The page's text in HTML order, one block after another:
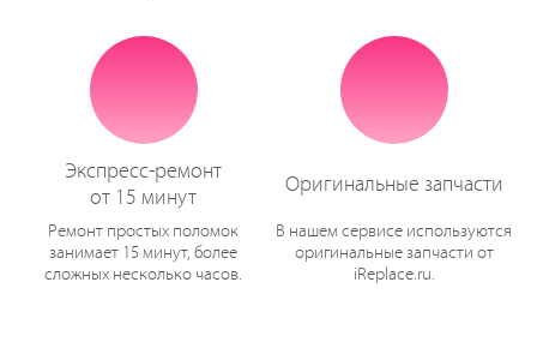
Экспресс-ремонт
от 15 минут
Ремонт простых поломок
занимает 15 минут, более
сложных несколько часов.
Оригинальные запчасти
В нашем сервисе используются
оригинальные запчасти от
iReplace.ru.